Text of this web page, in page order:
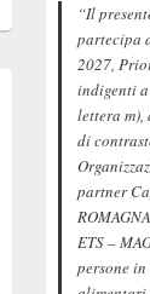
“Il
partecipa
2027,
indigenti
lettera m),
di
partner
ETS –
persone